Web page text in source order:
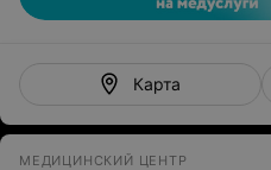
Карта
МЕДИЦИНСКИЙ ЦЕНТР